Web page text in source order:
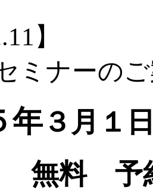
】
ミナーの
年 ３月１
無料 予